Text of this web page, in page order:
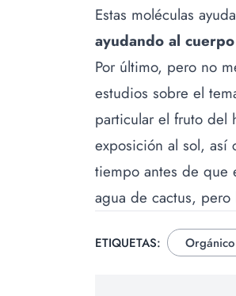
Estas moléculas
ayudando al
Por último, pero no
estudios sobre el
particular el fruto del
exposición al sol, así
tiempo antes de que
agua de cactus,
ETIQUETAS: Orgánico